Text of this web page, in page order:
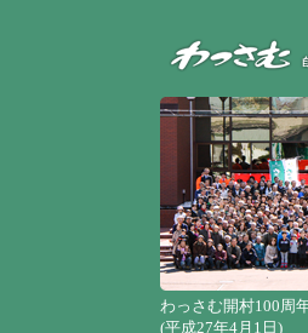
わっさむ開村100周
(平成27年4月1日)